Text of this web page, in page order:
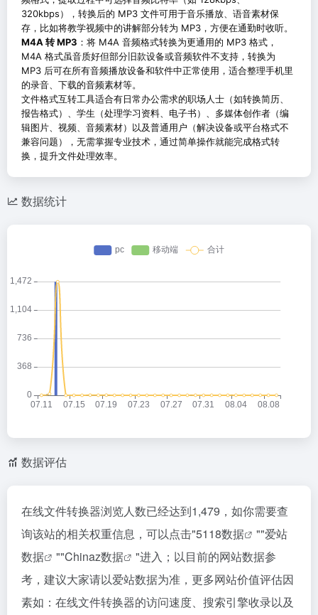
320kbps），转换后的 MP3 文件可用于音乐播放、语音素材保
存，比如将教学视频中的讲解部分转为 MP3，方便在通勤时收听。
M4A 转 MP3 ：将 M4A 音频格式转换为更通用的 MP3 格式，
M4A 格式虽音质好但部分旧款设备或音频软件不支持，转换为
MP3 后可在所有音频播放设备和软件中正常使用，适合整理手机里
的录音、下载的音频素材等。
文件格式互转工具适合有日常办公需求的职场人士（如转换简历、
报告格式）、学生（处理学习资料、电子书）、多媒体创作者（编
辑图片、视频、音频素材）以及普通用户（解决设备或平台格式不
兼容问题），无需掌握专业技术，通过简单操作就能完成格式转
换，提升文件处理效率。
数据统计
数据评估
在线文件转换器浏览人数已经达到1,479，如你需要查
询该站的相关权重信息，可以点击"5118数据 ""爱站
数据
""Chinaz数据
"进入；以目前的网站数据参
考，建议大家请以爱站数据为准，更多网站价值评估因
素如：在线文件转换器的访问速度、搜索引擎收录以及